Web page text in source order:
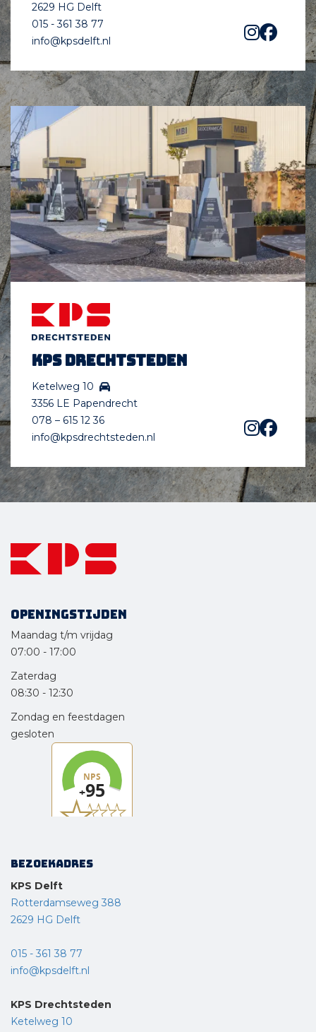
2629 HG Delft
015 - 361 38 77
info@kpsdelft.nl
KPS Drechtsteden
Ketelweg 10
3356 LE Papendrecht
078 – 615 12 36
info@kpsdrechtsteden.nl
Openingstijden
Maandag t/m vrijdag
07:00 - 17:00
Zaterdag
08:30 - 12:30
Zondag en feestdagen
gesloten
Bezoekadres
KPS Delft
Rotterdamseweg 388
2629 HG Delft
015 - 361 38 77
info@kpsdelft.nl
KPS Drechtsteden
Ketelweg 10